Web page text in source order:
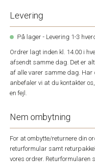
Levering
På lager - Levering 1-3
Ordrer lagt inden kl. 14.00 i
afsendt samme dag. Det er
af alle varer samme dag. Har
anbefaler vi at du kontakter
en fejl.
Nem ombytning
For at ombytte/returnere din
returformular samt
vores ordrer. Returformularen